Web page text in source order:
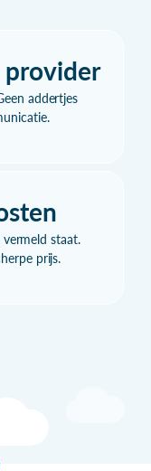
provider
addertjes
staat.
prijs.